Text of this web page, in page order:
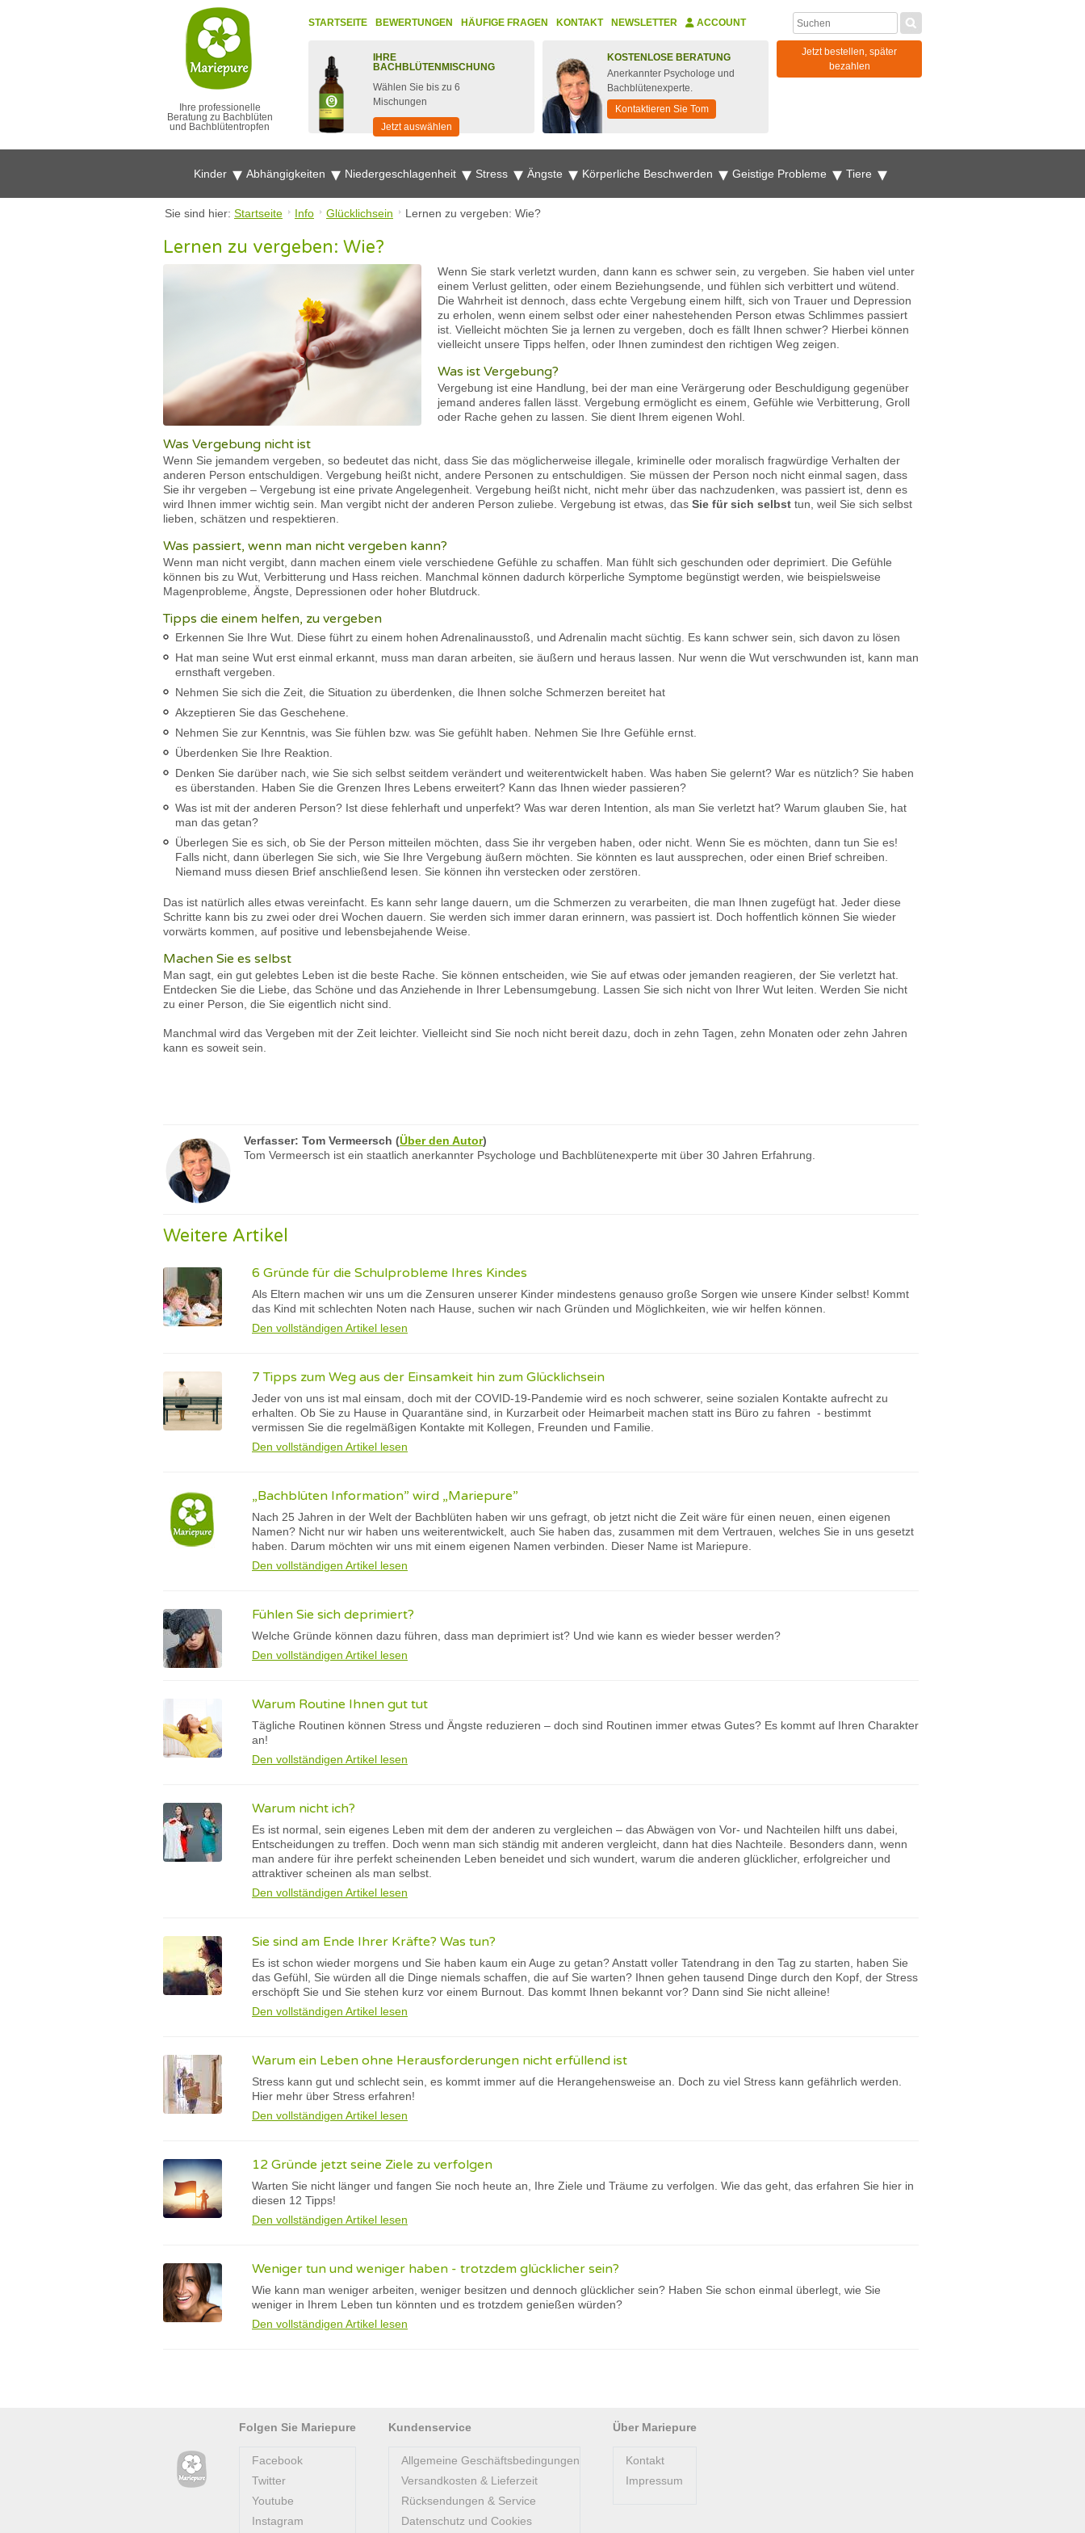
Ihre professionelle
Beratung zu Bachblüten
und Bachblütentropfen
STARTSEITE BEWERTUNGEN HÄUFIGE FRAGEN KONTAKT NEWSLETTER ACCOUNT
IHRE
BACHBLÜTENMISCHUNG
Wählen Sie bis zu 6
Mischungen
Jetzt auswählen
KOSTENLOSE BERATUNG
Anerkannter Psychologe und
Bachblütenexperte.
Kontaktieren Sie Tom
Jetzt bestellen, später
bezahlen
Kinder Abhängigkeiten Niedergeschlagenheit Stress Ängste Körperliche Beschwerden Geistige Probleme Tiere
Sie sind hier: Startseite Info Glücklichsein Lernen zu vergeben: Wie?
Lernen zu vergeben: Wie?
Wenn Sie stark verletzt wurden, dann kann es schwer sein, zu vergeben. Sie haben viel unter
einem Verlust gelitten, oder einem Beziehungsende, und fühlen sich verbittert und wütend.
Die Wahrheit ist dennoch, dass echte Vergebung einem hilft, sich von Trauer und Depression
zu erholen, wenn einem selbst oder einer nahestehenden Person etwas Schlimmes passiert
ist. Vielleicht möchten Sie ja lernen zu vergeben, doch es fällt Ihnen schwer? Hierbei können
vielleicht unsere Tipps helfen, oder Ihnen zumindest den richtigen Weg zeigen.
Was ist Vergebung?
Vergebung ist eine Handlung, bei der man eine Verärgerung oder Beschuldigung gegenüber
jemand anderes fallen lässt. Vergebung ermöglicht es einem, Gefühle wie Verbitterung, Groll
oder Rache gehen zu lassen. Sie dient Ihrem eigenen Wohl.
Was Vergebung nicht ist
Wenn Sie jemandem vergeben, so bedeutet das nicht, dass Sie das möglicherweise illegale, kriminelle oder moralisch fragwürdige Verhalten der
anderen Person entschuldigen. Vergebung heißt nicht, andere Personen zu entschuldigen. Sie müssen der Person noch nicht einmal sagen, dass
Sie ihr vergeben – Vergebung ist eine private Angelegenheit. Vergebung heißt nicht, nicht mehr über das nachzudenken, was passiert ist, denn es
wird Ihnen immer wichtig sein. Man vergibt nicht der anderen Person zuliebe. Vergebung ist etwas, das Sie für sich selbst tun, weil Sie sich selbst
lieben, schätzen und respektieren.
Was passiert, wenn man nicht vergeben kann?
Wenn man nicht vergibt, dann machen einem viele verschiedene Gefühle zu schaffen. Man fühlt sich geschunden oder deprimiert. Die Gefühle
können bis zu Wut, Verbitterung und Hass reichen. Manchmal können dadurch körperliche Symptome begünstigt werden, wie beispielsweise
Magenprobleme, Ängste, Depressionen oder hoher Blutdruck.
Tipps die einem helfen, zu vergeben
Erkennen Sie Ihre Wut. Diese führt zu einem hohen Adrenalinausstoß, und Adrenalin macht süchtig. Es kann schwer sein, sich davon zu lösen
Hat man seine Wut erst einmal erkannt, muss man daran arbeiten, sie äußern und heraus lassen. Nur wenn die Wut verschwunden ist, kann man
ernsthaft vergeben.
Nehmen Sie sich die Zeit, die Situation zu überdenken, die Ihnen solche Schmerzen bereitet hat
Akzeptieren Sie das Geschehene.
Nehmen Sie zur Kenntnis, was Sie fühlen bzw. was Sie gefühlt haben. Nehmen Sie Ihre Gefühle ernst.
Überdenken Sie Ihre Reaktion.
Denken Sie darüber nach, wie Sie sich selbst seitdem verändert und weiterentwickelt haben. Was haben Sie gelernt? War es nützlich? Sie haben
es überstanden. Haben Sie die Grenzen Ihres Lebens erweitert? Kann das Ihnen wieder passieren?
Was ist mit der anderen Person? Ist diese fehlerhaft und unperfekt? Was war deren Intention, als man Sie verletzt hat? Warum glauben Sie, hat
man das getan?
Überlegen Sie es sich, ob Sie der Person mitteilen möchten, dass Sie ihr vergeben haben, oder nicht. Wenn Sie es möchten, dann tun Sie es!
Falls nicht, dann überlegen Sie sich, wie Sie Ihre Vergebung äußern möchten. Sie könnten es laut aussprechen, oder einen Brief schreiben.
Niemand muss diesen Brief anschließend lesen. Sie können ihn verstecken oder zerstören.
Das ist natürlich alles etwas vereinfacht. Es kann sehr lange dauern, um die Schmerzen zu verarbeiten, die man Ihnen zugefügt hat. Jeder diese
Schritte kann bis zu zwei oder drei Wochen dauern. Sie werden sich immer daran erinnern, was passiert ist. Doch hoffentlich können Sie wieder
vorwärts kommen, auf positive und lebensbejahende Weise.
Machen Sie es selbst
Man sagt, ein gut gelebtes Leben ist die beste Rache. Sie können entscheiden, wie Sie auf etwas oder jemanden reagieren, der Sie verletzt hat.
Entdecken Sie die Liebe, das Schöne und das Anziehende in Ihrer Lebensumgebung. Lassen Sie sich nicht von Ihrer Wut leiten. Werden Sie nicht
zu einer Person, die Sie eigentlich nicht sind.
Manchmal wird das Vergeben mit der Zeit leichter. Vielleicht sind Sie noch nicht bereit dazu, doch in zehn Tagen, zehn Monaten oder zehn Jahren
kann es soweit sein.
Verfasser: Tom Vermeersch (Über den Autor)
Tom Vermeersch ist ein staatlich anerkannter Psychologe und Bachblütenexperte mit über 30 Jahren Erfahrung.
Weitere Artikel
6 Gründe für die Schulprobleme Ihres Kindes
Als Eltern machen wir uns um die Zensuren unserer Kinder mindestens genauso große Sorgen wie unsere Kinder selbst! Kommt
das Kind mit schlechten Noten nach Hause, suchen wir nach Gründen und Möglichkeiten, wie wir helfen können.
Den vollständigen Artikel lesen
7 Tipps zum Weg aus der Einsamkeit hin zum Glücklichsein
Jeder von uns ist mal einsam, doch mit der COVID-19-Pandemie wird es noch schwerer, seine sozialen Kontakte aufrecht zu
erhalten. Ob Sie zu Hause in Quarantäne sind, in Kurzarbeit oder Heimarbeit machen statt ins Büro zu fahren - bestimmt
vermissen Sie die regelmäßigen Kontakte mit Kollegen, Freunden und Familie.
Den vollständigen Artikel lesen
„Bachblüten Information” wird „Mariepure”
Nach 25 Jahren in der Welt der Bachblüten haben wir uns gefragt, ob jetzt nicht die Zeit wäre für einen neuen, einen eigenen
Namen? Nicht nur wir haben uns weiterentwickelt, auch Sie haben das, zusammen mit dem Vertrauen, welches Sie in uns gesetzt
haben. Darum möchten wir uns mit einem eigenen Namen verbinden. Dieser Name ist Mariepure.
Den vollständigen Artikel lesen
Fühlen Sie sich deprimiert?
Welche Gründe können dazu führen, dass man deprimiert ist? Und wie kann es wieder besser werden?
Den vollständigen Artikel lesen
Warum Routine Ihnen gut tut
Tägliche Routinen können Stress und Ängste reduzieren – doch sind Routinen immer etwas Gutes? Es kommt auf Ihren Charakter
an!
Den vollständigen Artikel lesen
Warum nicht ich?
Es ist normal, sein eigenes Leben mit dem der anderen zu vergleichen – das Abwägen von Vor- und Nachteilen hilft uns dabei,
Entscheidungen zu treffen. Doch wenn man sich ständig mit anderen vergleicht, dann hat dies Nachteile. Besonders dann, wenn
man andere für ihre perfekt scheinenden Leben beneidet und sich wundert, warum die anderen glücklicher, erfolgreicher und
attraktiver scheinen als man selbst.
Den vollständigen Artikel lesen
Sie sind am Ende Ihrer Kräfte? Was tun?
Es ist schon wieder morgens und Sie haben kaum ein Auge zu getan? Anstatt voller Tatendrang in den Tag zu starten, haben Sie
das Gefühl, Sie würden all die Dinge niemals schaffen, die auf Sie warten? Ihnen gehen tausend Dinge durch den Kopf, der Stress
erschöpft Sie und Sie stehen kurz vor einem Burnout. Das kommt Ihnen bekannt vor? Dann sind Sie nicht alleine!
Den vollständigen Artikel lesen
Warum ein Leben ohne Herausforderungen nicht erfüllend ist
Stress kann gut und schlecht sein, es kommt immer auf die Herangehensweise an. Doch zu viel Stress kann gefährlich werden.
Hier mehr über Stress erfahren!
Den vollständigen Artikel lesen
12 Gründe jetzt seine Ziele zu verfolgen
Warten Sie nicht länger und fangen Sie noch heute an, Ihre Ziele und Träume zu verfolgen. Wie das geht, das erfahren Sie hier in
diesen 12 Tipps!
Den vollständigen Artikel lesen
Weniger tun und weniger haben - trotzdem glücklicher sein?
Wie kann man weniger arbeiten, weniger besitzen und dennoch glücklicher sein? Haben Sie schon einmal überlegt, wie Sie
weniger in Ihrem Leben tun könnten und es trotzdem genießen würden?
Den vollständigen Artikel lesen
Folgen Sie Mariepure
Facebook
Twitter
Youtube
Instagram
Kundenservice
Allgemeine Geschäftsbedingungen
Versandkosten & Lieferzeit
Rücksendungen & Service
Datenschutz und Cookies
Über Mariepure
Kontakt
Impressum